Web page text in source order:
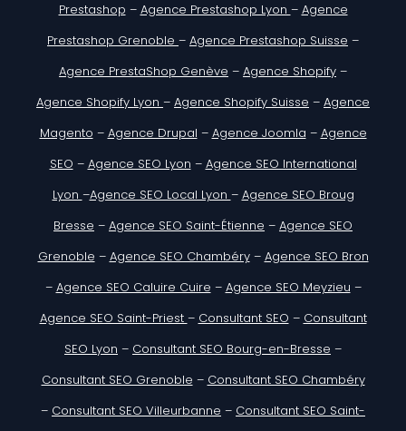
Prestashop – Agence Prestashop Lyon – Agence
Prestashop Grenoble – Agence Prestashop Suisse –
Agence PrestaShop Genève – Agence Shopify –
Agence Shopify Lyon – Agence Shopify Suisse – Agence
Magento – Agence Drupal – Agence Joomla – Agence
SEO – Agence SEO Lyon – Agence SEO International
Lyon –Agence SEO Local Lyon – Agence SEO Broug
Bresse – Agence SEO Saint-Étienne – Agence SEO
Grenoble – Agence SEO Chambéry– Agence SEO Bron
– Agence SEO Caluire Cuire – Agence SEO Meyzieu –
Agence SEO Saint-Priest – Consultant SEO – Consultant
SEO Lyon – Consultant SEO Bourg-en-Bresse –
Consultant SEO Grenoble – Consultant SEO Chambéry
– Consultant SEO Villeurbanne – Consultant SEO Saint-